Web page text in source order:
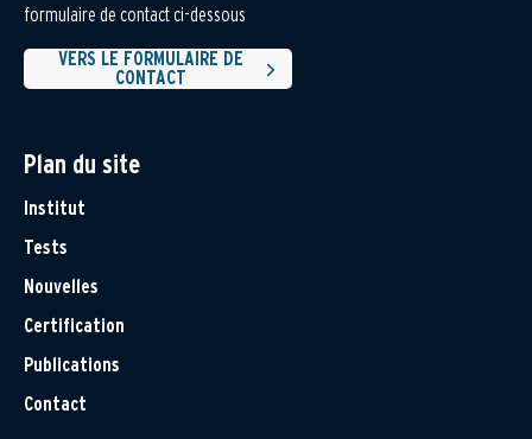
formulaire de contact ci-dessous
VERS LE FORMULAIRE DE
CONTACT
Plan du site
Institut
Tests
Nouvelles
Certification
Publications
Contact